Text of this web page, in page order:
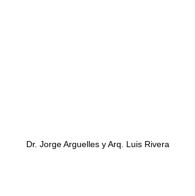
Dr. Jorge Arguelles y Arq. Luis Rivera